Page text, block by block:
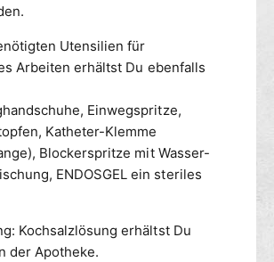
Utensilien für
Arbeiten erhältst Du ebenfalls
Einwegspritze,
Katheter-Klemme
Blockerspritze mit Wasser-
ENDOSGEL ein steriles
Kochsalzlösung erhältst Du
der Apotheke.